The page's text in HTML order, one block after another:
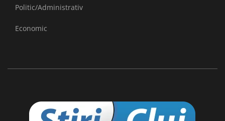
Politic/Administrativ
Economic